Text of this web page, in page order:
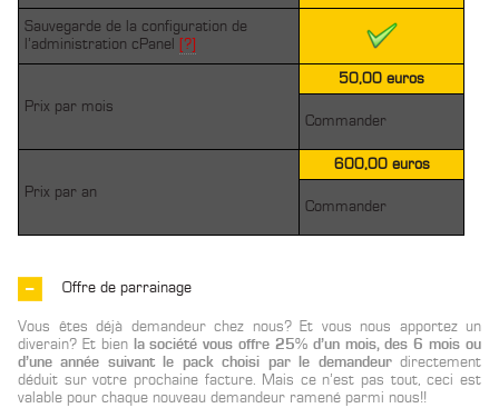
Sauvegarde de la configuration de
l’administration cPanel
[?]
Prix par mois
50,00 euros
Commander
Prix par an
600,00 euros
Commander
Offre de parrainage
Vous êtes déjà demandeur chez nous? Et vous nous apportez un
diverain? Et bien la société vous offre 25% d’un mois, des 6 mois ou
d’une année suivant le pack choisi par le demandeurdirectement
déduit sur votre prochaine facture. Mais ce n’est pas tout, ceci est
valable pour chaque nouveau demandeur ramené parmi nous!!